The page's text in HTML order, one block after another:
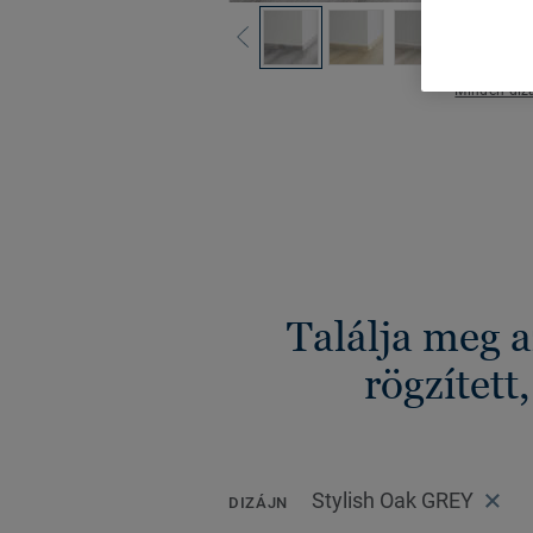
Minden
Találja meg
DIZÁJN Stylish Oak GREY